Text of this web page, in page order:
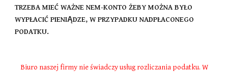
TRZEBA MIEĆ WAŻNE NEM-KONTO ŻEBY MOŻNA BYŁO
WYPŁACIĆ PIENIĄDZE, W PRZYPADKU NADPŁACONEGO
PODATKU.
Biuro naszej firmy nie świadczy usług rozliczania podatku. W